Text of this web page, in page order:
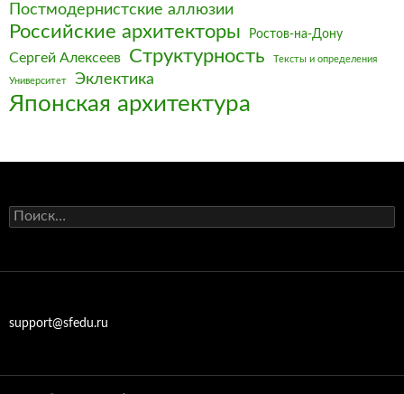
Постмодернистские аллюзии
Российские архитекторы Ростов-на-Дону
Сергей Алексеев Структурность Тексты и определения
Университет Эклектика
Японская архитектура
Найти:
support@sfedu.ru